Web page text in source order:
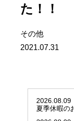
た！！
その他
2021.07.31
2026.08.09
夏季休暇の